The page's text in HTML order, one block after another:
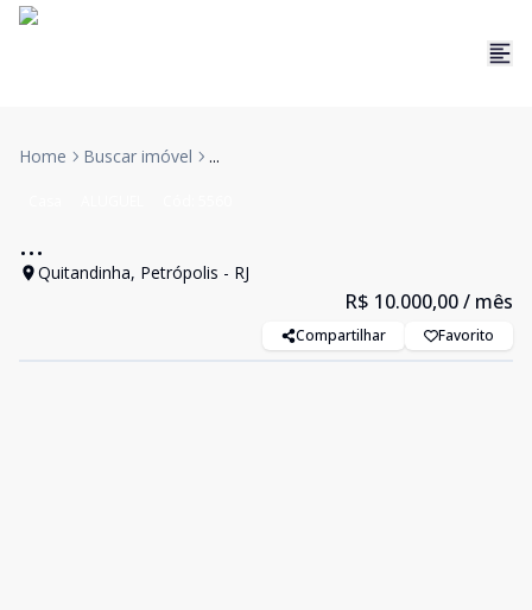
Home Buscar imóvel ...
...
Quitandinha, Petrópolis - RJ
R$ 10.000,00/ mês
Compartilhar Favorito